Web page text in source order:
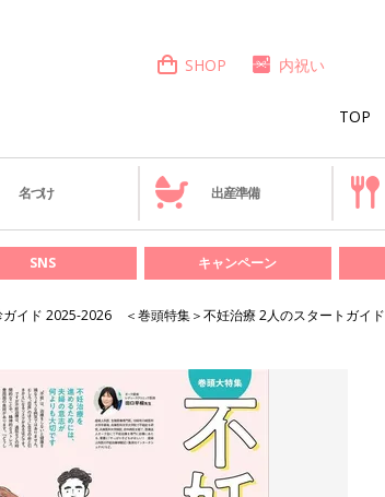
TOP
SHOP 内祝い
名づけ 出産準備
SNS キャンペーン
イド 2025-2026 ＜巻頭特集＞不妊治療 2人のスタートガイド